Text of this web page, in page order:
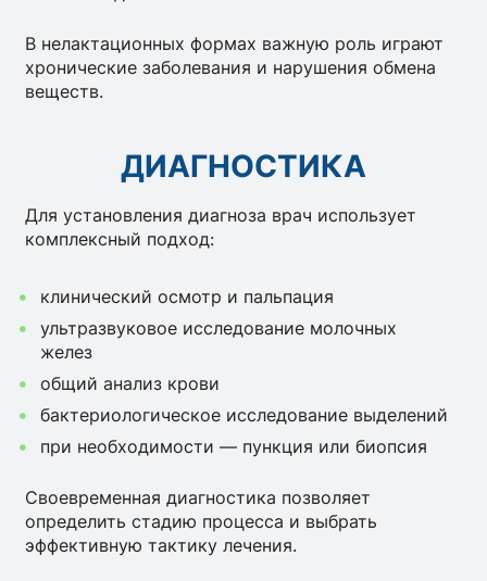
В нелактационных формах важную роль играют
хронические заболевания и нарушения обмена
веществ.
ДИАГНОСТИКА
Для установления диагноза врач использует
комплексный подход:
клинический осмотр и пальпация
ультразвуковое исследование молочных
желез
общий анализ крови
бактериологическое исследование выделений
при необходимости — пункция или биопсия
Своевременная диагностика позволяет
определить стадию процесса и выбрать
эффективную тактику лечения.